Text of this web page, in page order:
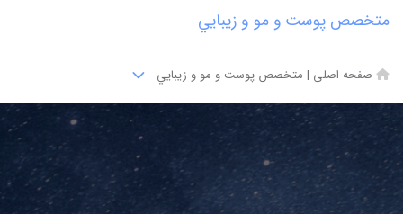
متخصص پوست و مو و زيبايي
صفحه اصلی | متخصص پوست و مو و زيبايي